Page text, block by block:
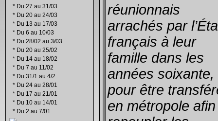
* Du 27 au 31/03
* Du 20 au 24/03
* Du 13 au 17/03
* Du 6 au 10/03
* Du 28/02 au 3/03
* Du 20 au 25/02
* Du 14 au 18/02
* Du 7 au 11/02
* Du 31/1 au 4/2
* Du 24 au 28/01
* Du 17 au 21/01
* Du 10 au 14/01
* Du 2 au 7/01
réunionnais
arrachés par
français à leur
famille dans les
années soixante,
pour être
en métropole